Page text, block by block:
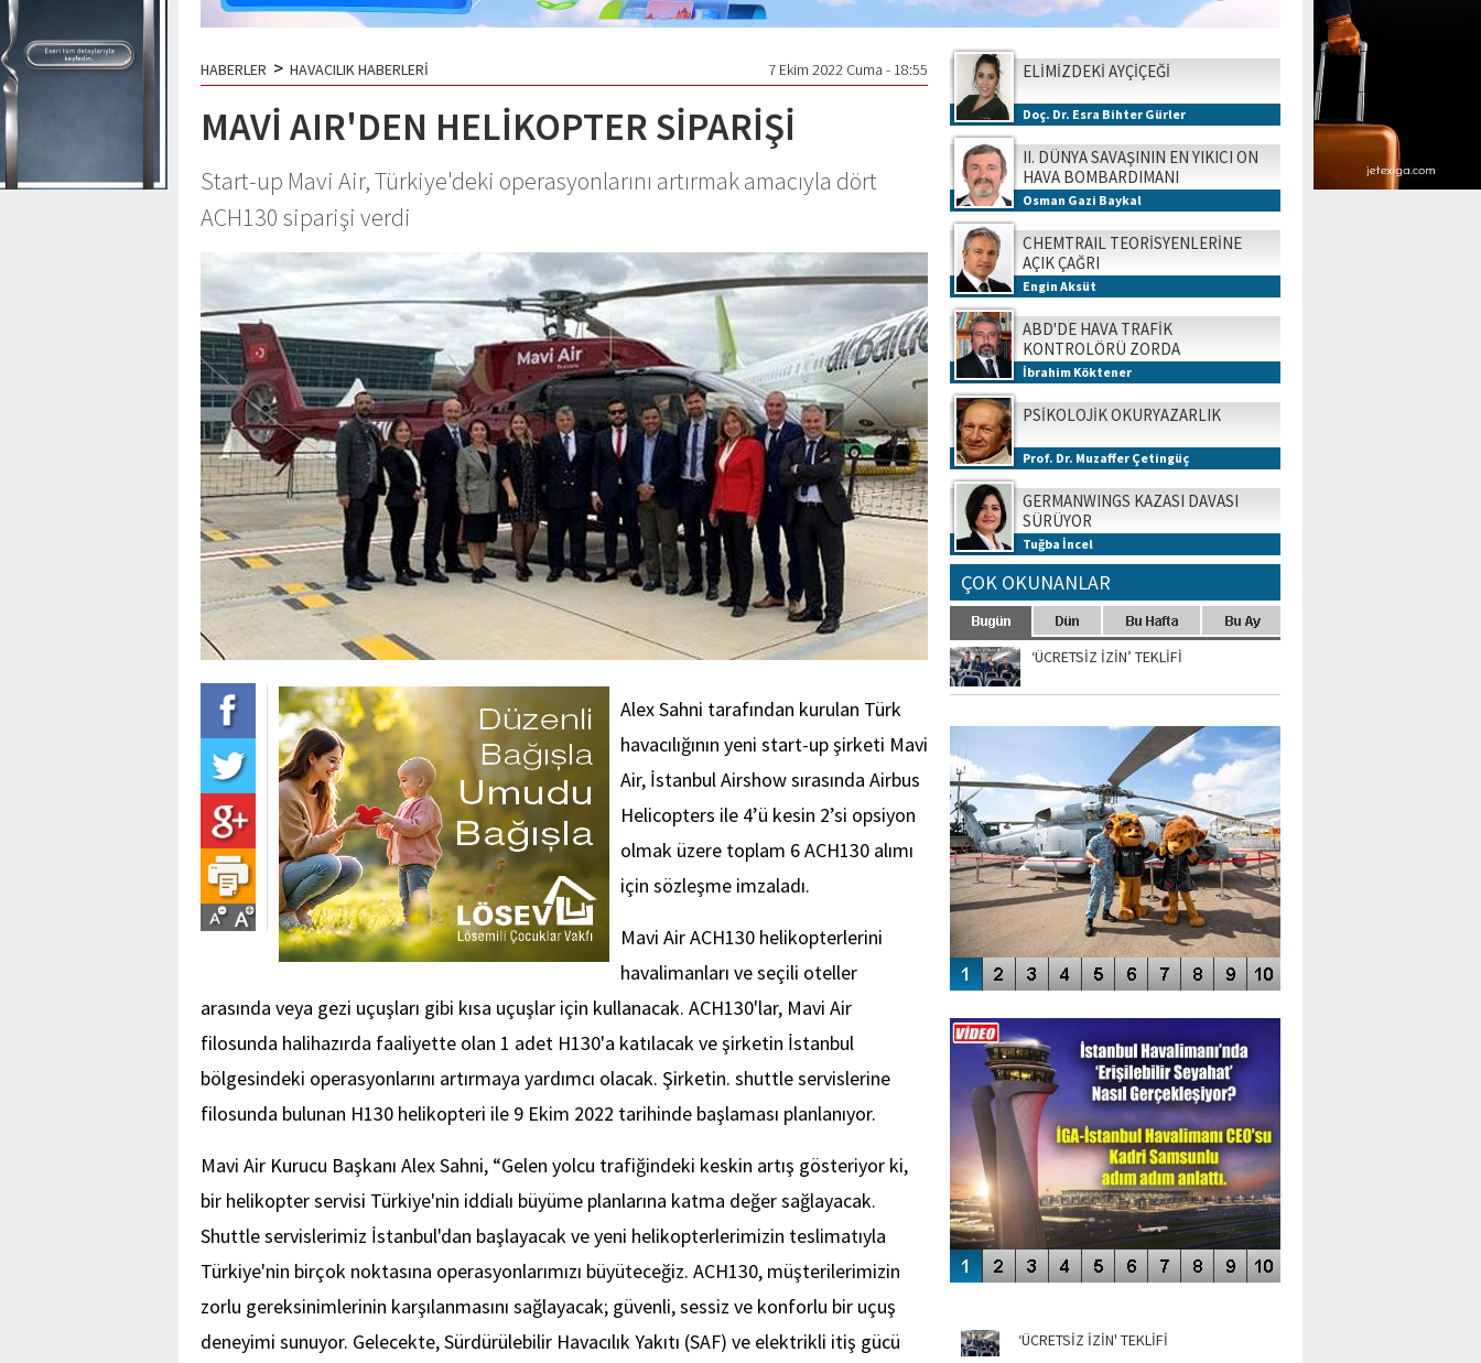
HABERLER > HAVACILIK HABERLERİ 7 Ekim 2022 Cuma - 18:55
MAVİ AIR'DEN HELİKOPTER SİPARİŞİ
Start-up Mavi Air, Türkiye'deki operasyonlarını artırmak amacıyla dört
ACH130 siparişi verdi
Alex Sahni tarafından kurulan Türk
havacılığının yeni start-up şirketi Mavi
Air, İstanbul Airshow sırasında Airbus
Helicopters ile 4’ü kesin 2’si opsiyon
olmak üzere toplam 6 ACH130 alımı
için sözleşme imzaladı.
Mavi Air ACH130 helikopterlerini
havalimanları ve seçili oteller
arasında veya gezi uçuşları gibi kısa uçuşlar için kullanacak. ACH130'lar, Mavi Air
filosunda halihazırda faaliyette olan 1 adet H130'a katılacak ve şirketin İstanbul
bölgesindeki operasyonlarını artırmaya yardımcı olacak. Şirketin. shuttle servislerine
filosunda bulunan H130 helikopteri ile 9 Ekim 2022 tarihinde başlaması planlanıyor.
Mavi Air Kurucu Başkanı Alex Sahni, “Gelen yolcu trafiğindeki keskin artış gösteriyor ki,
bir helikopter servisi Türkiye'nin iddialı büyüme planlarına katma değer sağlayacak.
Shuttle servislerimiz İstanbul'dan başlayacak ve yeni helikopterlerimizin teslimatıyla
Türkiye'nin birçok noktasına operasyonlarımızı büyüteceğiz. ACH130, müşterilerimizin
zorlu gereksinimlerinin karşılanmasını sağlayacak; güvenli, sessiz ve konforlu bir uçuş
deneyimi sunuyor. Gelecekte, Sürdürülebilir Havacılık Yakıtı (SAF) ve elektrikli itiş gücü
ELİMİZDEKİ AYÇİÇEĞİ
Doç. Dr. Esra Bihter Gürler
II. DÜNYA SAVAŞININ EN YIKICI ON
HAVA BOMBARDIMANI
Osman Gazi Baykal
CHEMTRAIL TEORİSYENLERİNE
AÇIK ÇAĞRI
Engin Aksüt
ABD'DE HAVA TRAFİK
KONTROLÖRÜ ZORDA
İbrahim Köktener
PSİKOLOJİK OKURYAZARLIK
Prof. Dr. Muzaffer Çetingüç
GERMANWINGS KAZASI DAVASI
SÜRÜYOR
Tuğba İncel
ÇOK OKUNANLAR
‘ÜCRETSİZ İZİN’ TEKLİFİ
SİNGAPUR AIRSHOW-2020
ENGELLERİN AŞILDIĞI HAVALİMANI
‘ÜCRETSİZ İZİN' TEKLİFİ